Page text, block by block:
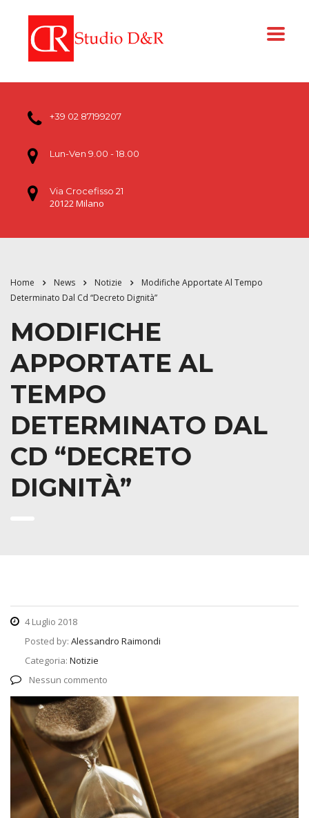
+39 02 87199207
Lun-Ven 9.00 - 18.00
Via Crocefisso 21
20122 Milano
Home News Notizie
Modifiche Apportate Al Tempo
Determinato Dal Cd “Decreto Dignità”
MODIFICHE
APPORTATE AL
TEMPO
DETERMINATO DAL
CD “DECRETO
DIGNITÀ”
4 Luglio 2018
Posted by: Alessandro Raimondi
Categoria: Notizie
Nessun commento